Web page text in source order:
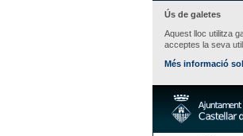
Ús de galetes
Aquest lloc utilitza
acceptes la seva
Més informació